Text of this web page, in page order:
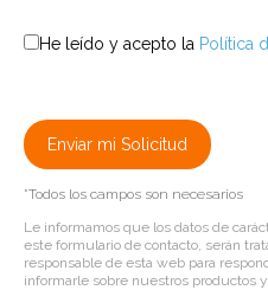
He leído y acepto la Política
*Todos los campos son necesarios
Le informamos que los datos de
este formulario de contacto, serán
responsable de esta web para
informarle sobre nuestros productos